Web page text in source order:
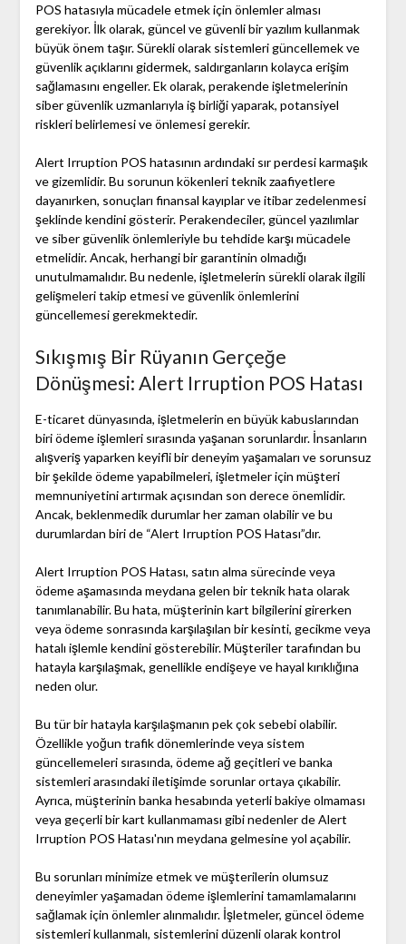
POS hatasıyla mücadele etmek için önlemler alması
gerekiyor. İlk olarak, güncel ve güvenli bir yazılım kullanmak
büyük önem taşır. Sürekli olarak sistemleri güncellemek ve
güvenlik açıklarını gidermek, saldırganların kolayca erişim
sağlamasını engeller. Ek olarak, perakende işletmelerinin
siber güvenlik uzmanlarıyla iş birliği yaparak, potansiyel
riskleri belirlemesi ve önlemesi gerekir.
Alert Irruption POS hatasının ardındaki sır perdesi karmaşık
ve gizemlidir. Bu sorunun kökenleri teknik zaafiyetlere
dayanırken, sonuçları finansal kayıplar ve itibar zedelenmesi
şeklinde kendini gösterir. Perakendeciler, güncel yazılımlar
ve siber güvenlik önlemleriyle bu tehdide karşı mücadele
etmelidir. Ancak, herhangi bir garantinin olmadığı
unutulmamalıdır. Bu nedenle, işletmelerin sürekli olarak ilgili
gelişmeleri takip etmesi ve güvenlik önlemlerini
güncellemesi gerekmektedir.
Sıkışmış Bir Rüyanın Gerçeğe
Dönüşmesi: Alert Irruption POS Hatası
E-ticaret dünyasında, işletmelerin en büyük kabuslarından
biri ödeme işlemleri sırasında yaşanan sorunlardır. İnsanların
alışveriş yaparken keyifli bir deneyim yaşamaları ve sorunsuz
bir şekilde ödeme yapabilmeleri, işletmeler için müşteri
memnuniyetini artırmak açısından son derece önemlidir.
Ancak, beklenmedik durumlar her zaman olabilir ve bu
durumlardan biri de “Alert Irruption POS Hatası”dır.
Alert Irruption POS Hatası, satın alma sürecinde veya
ödeme aşamasında meydana gelen bir teknik hata olarak
tanımlanabilir. Bu hata, müşterinin kart bilgilerini girerken
veya ödeme sonrasında karşılaşılan bir kesinti, gecikme veya
hatalı işlemle kendini gösterebilir. Müşteriler tarafından bu
hatayla karşılaşmak, genellikle endişeye ve hayal kırıklığına
neden olur.
Bu tür bir hatayla karşılaşmanın pek çok sebebi olabilir.
Özellikle yoğun trafik dönemlerinde veya sistem
güncellemeleri sırasında, ödeme ağ geçitleri ve banka
sistemleri arasındaki iletişimde sorunlar ortaya çıkabilir.
Ayrıca, müşterinin banka hesabında yeterli bakiye olmaması
veya geçerli bir kart kullanmaması gibi nedenler de Alert
Irruption POS Hatası'nın meydana gelmesine yol açabilir.
Bu sorunları minimize etmek ve müşterilerin olumsuz
deneyimler yaşamadan ödeme işlemlerini tamamlamalarını
sağlamak için önlemler alınmalıdır. İşletmeler, güncel ödeme
sistemleri kullanmalı, sistemlerini düzenli olarak kontrol